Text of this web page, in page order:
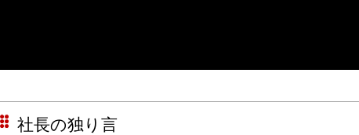
社長の独り言